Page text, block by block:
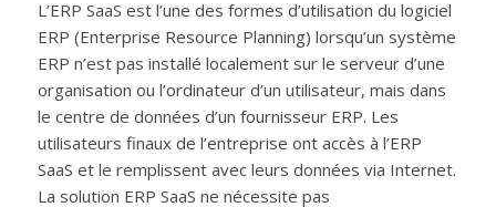
L’ERP SaaS est l’une des formes d’utilisation du logiciel
ERP (Enterprise Resource Planning) lorsqu’un système
ERP n’est pas installé localement sur le serveur d’une
organisation ou l’ordinateur d’un utilisateur, mais dans
le centre de données d’un fournisseur ERP. Les
utilisateurs finaux de l’entreprise ont accès à l’ERP
SaaS et le remplissent avec leurs données via Internet.
La solution ERP SaaS ne nécessite pas